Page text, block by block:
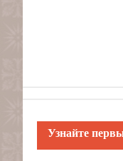
Узнайте